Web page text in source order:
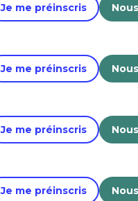
Je me préinscris
Je me préinscris
Je me préinscris
Je me préinscris